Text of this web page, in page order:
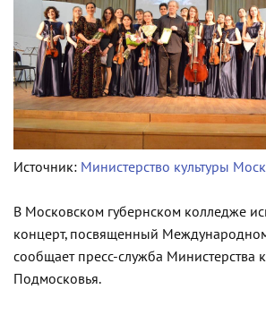
Источник: Министерство культуры
В Московском губернском колледже
концерт, посвященный
сообщает пресс-служба Министерства
Подмосковья.